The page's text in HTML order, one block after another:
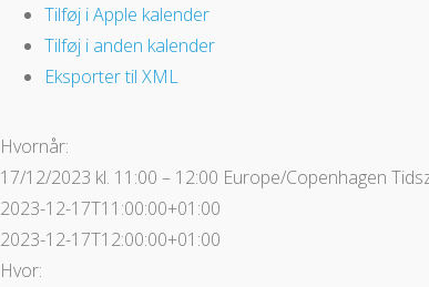
Tilføj i Apple kalender
Tilføj i anden kalender
Eksporter til XML
Hvornår:
17/12/2023 kl. 11:00 – 12:00 Europe/Copenhagen
2023-12-17T11:00:00+01:00
2023-12-17T12:00:00+01:00
Hvor: